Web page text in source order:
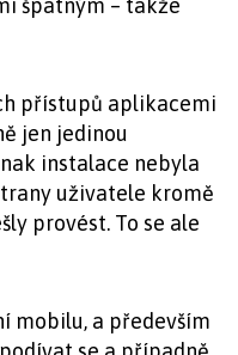
špatným – takže
přístupů aplikacemi
jen jedinou
instalace nebyla
uživatele kromě
provést. To se ale
mobilu, a především